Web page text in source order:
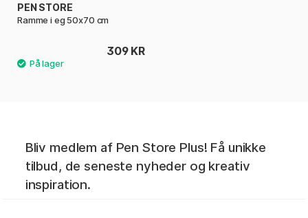
PEN STORE
Ramme i eg 50x70 cm
309 KR
Bliv medlem af Pen Store Plus! Få unikke
tilbud, de seneste nyheder og kreativ
inspiration.